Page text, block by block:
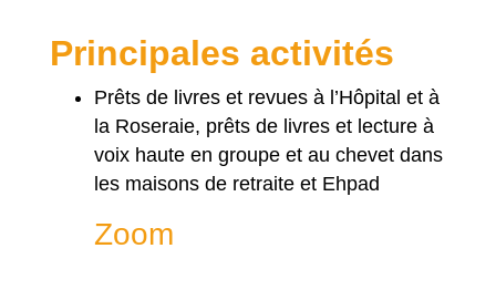
Principales activités
Prêts de livres et revues à l’Hôpital et à
la Roseraie, prêts de livres et lecture à
voix haute en groupe et au chevet dans
les maisons de retraite et Ehpad
Zoom